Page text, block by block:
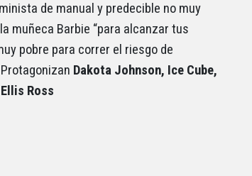
de manual y predecible no muy
muñeca Barbie “para alcanzar tus
pobre para correr el riesgo de
Dakota Johnson, Ice Cube,
Ross